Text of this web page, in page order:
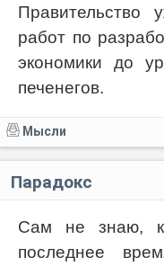
Правительство
работ по
экономики до
печенегов.
Мысли
Парадокс
Сам не знаю,
последнее